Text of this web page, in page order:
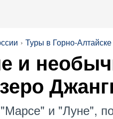
Туры в Горно-Алтайске
и
и "Луне",